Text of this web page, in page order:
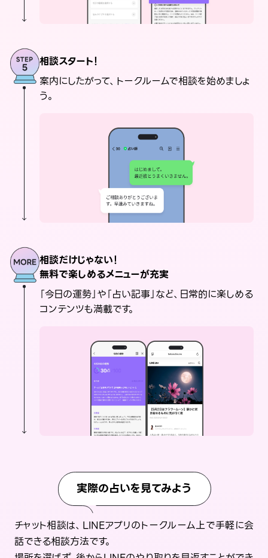
相談スタート！
案内にしたがって、トークルームで相談を始めましょ
う。
相談だけじゃない！
無料で楽しめるメニューが充実
「今日の運勢」や「占い記事」など、日常的に楽しめる
コンテンツも満載です。
実際の占いを見てみよう
チャット相談は、LINEアプリのトークルーム上で手軽に会
話できる相談方法です。